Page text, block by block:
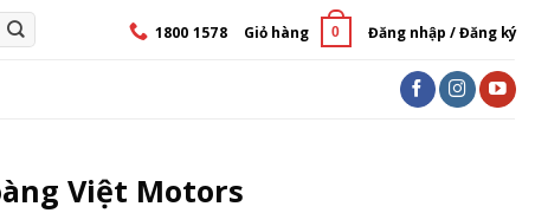
1800 1578 Giỏ hàng 0 Đăng nhập / Đăng ký
Việt Motors